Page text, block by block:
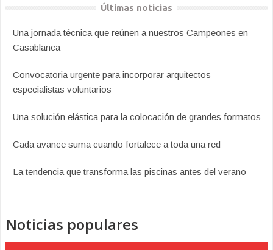
Últimas noticias
Una jornada técnica que reúnen a nuestros Campeones en
Casablanca
Convocatoria urgente para incorporar arquitectos
especialistas voluntarios
Una solución elástica para la colocación de grandes formatos
Cada avance suma cuando fortalece a toda una red
La tendencia que transforma las piscinas antes del verano
Noticias populares